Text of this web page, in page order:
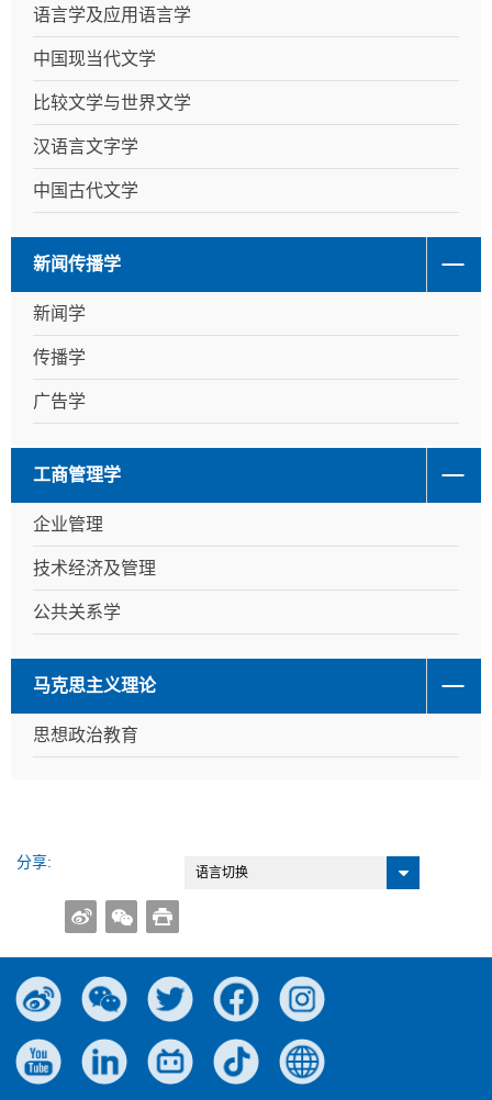
语言学及应用语言学
中国现当代文学
比较文学与世界文学
汉语言文字学
中国古代文学
新闻传播学
新闻学
传播学
广告学
工商管理学
企业管理
技术经济及管理
公共关系学
马克思主义理论
思想政治教育
分享:
语言切换